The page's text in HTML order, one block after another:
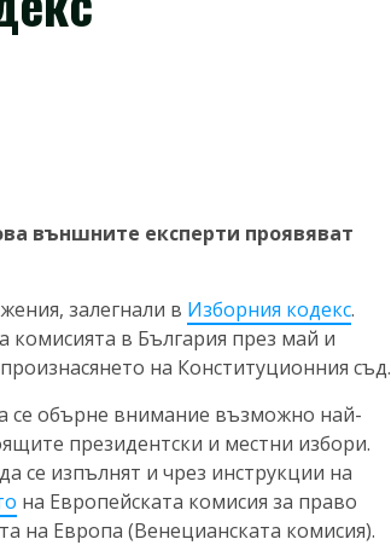
външните експерти проявяват
залегнали в Изборния кодекс.
комисията в България през май и
на Конституционния съд.
се обърне внимание възможно най-
президентски и местни избори.
се изпълнят и чрез инструкции на
на Европейската комисия за право
на Европа (Венецианската комисия).